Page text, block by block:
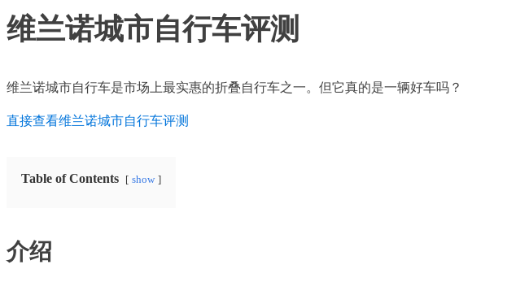
维兰诺城市自行车评测
维兰诺城市自行车是市场上最实惠的折叠自行车之一。但它真的是一辆好车吗？
直接查看维兰诺城市自行车评测
Table of Contents show
介绍